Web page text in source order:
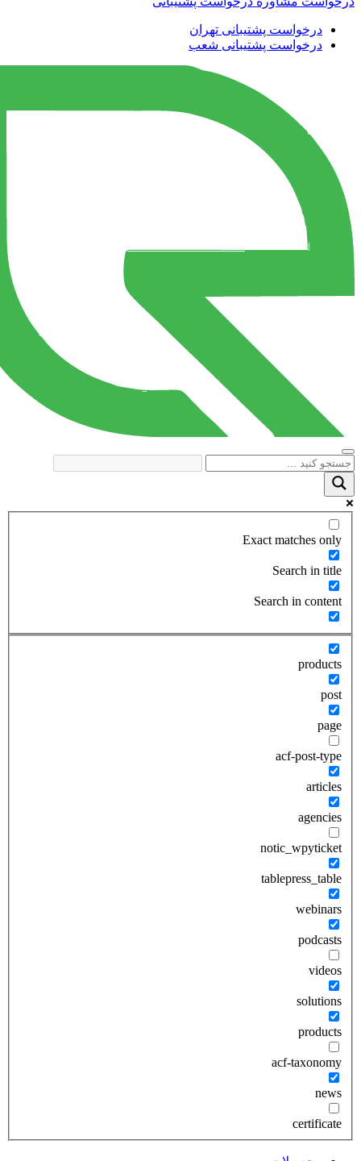
درخواست پشتیبانی تهران
درخواست پشتیبانی شعب
Exact matches only
Search in title
Search in content
products
post
page
acf-post-type
articles
agencies
notic_wpyticket
tablepress_table
webinars
podcasts
videos
solutions
products
acf-taxonomy
news
certificate